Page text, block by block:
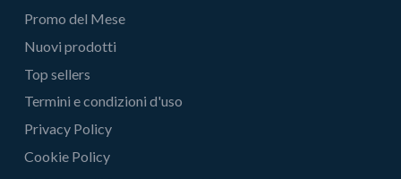
Promo del Mese
Nuovi prodotti
Top sellers
Termini e condizioni d'uso
Privacy Policy
Cookie Policy